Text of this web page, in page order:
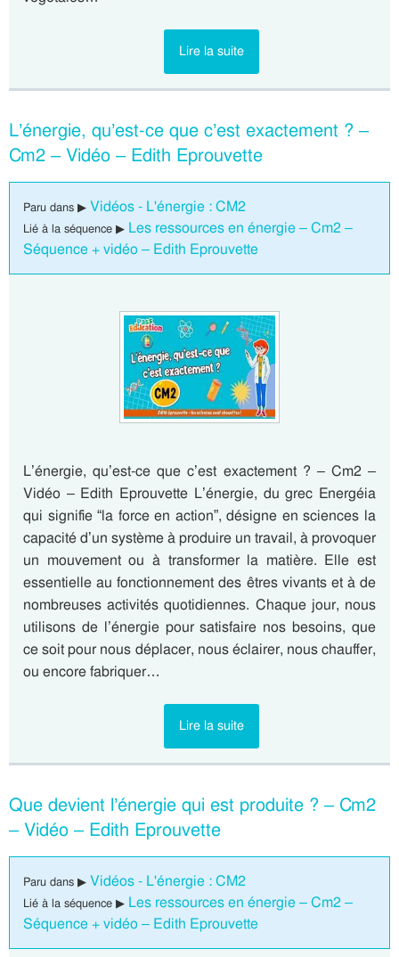
Lire la suite
L’énergie, qu’est-ce que c’est exactement ? –
Cm2 – Vidéo – Edith Eprouvette
Paru dans ▶ Vidéos - L'énergie : CM2
Lié à la séquence ▶ Les ressources en énergie – Cm2 –
Séquence + vidéo – Edith Eprouvette
L’énergie, qu’est-ce que c’est exactement ? – Cm2 –
Vidéo – Edith Eprouvette L’énergie, du grec Energéia
qui signifie “la force en action”, désigne en sciences la
capacité d’un système à produire un travail, à provoquer
un mouvement ou à transformer la matière. Elle est
essentielle au fonctionnement des êtres vivants et à de
nombreuses activités quotidiennes. Chaque jour, nous
utilisons de l’énergie pour satisfaire nos besoins, que
ce soit pour nous déplacer, nous éclairer, nous chauffer,
ou encore fabriquer…
Lire la suite
Que devient l’énergie qui est produite ? – Cm2
– Vidéo – Edith Eprouvette
Paru dans ▶ Vidéos - L'énergie : CM2
Lié à la séquence ▶ Les ressources en énergie – Cm2 –
Séquence + vidéo – Edith Eprouvette